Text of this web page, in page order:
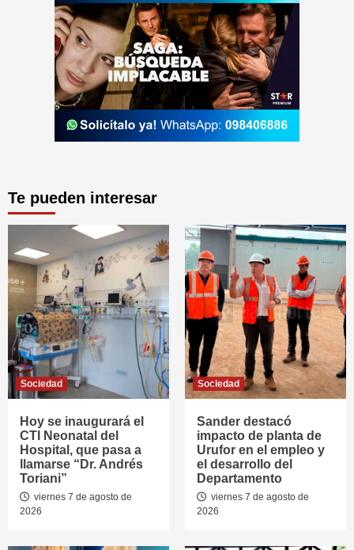
Te pueden interesar
Sociedad
Hoy se inaugurará el
CTI Neonatal del
Hospital, que pasa a
llamarse “Dr. Andrés
Toriani”
viernes 7 de agosto de
2026
Sociedad
Sander destacó
impacto de planta de
Urufor en el empleo y
el desarrollo del
Departamento
viernes 7 de agosto de
2026